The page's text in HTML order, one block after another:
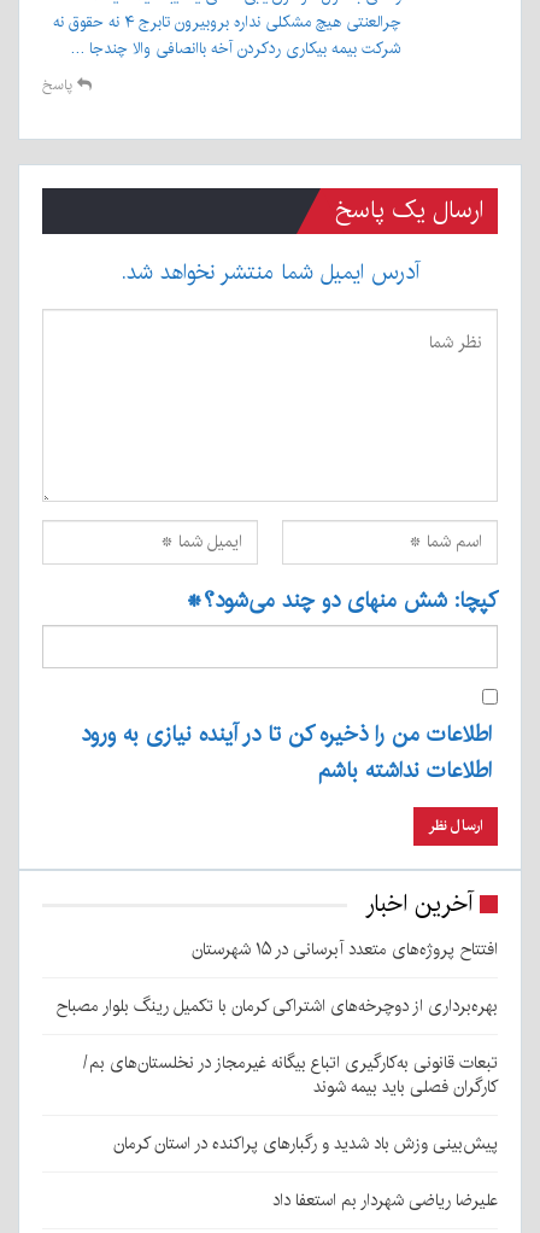
چرالعنتی هیچ مشکلی نداره بروبیرون تابرج ۴ نه حقوق نه
شرکت بیمه بیکاری ردکردن آخه باانصافی والا چندجا …
پاسخ
ارسال یک پاسخ
آدرس ایمیل شما منتشر نخواهد شد.
کپچا: شش منهای دو چند می‌شود؟*
اطلاعات من را ذخیره کن تا در آینده نیازی به ورود
اطلاعات نداشته باشم
آخرین اخبار
افتتاح پروژه‌های متعدد آبرسانی در ۱۵ شهرستان
بهره‌برداری از دوچرخه‌های اشتراکی کرمان با تکمیل رینگ بلوار مصباح
تبعات قانونی به‌کارگیری اتباع بیگانه غیرمجاز در نخلستان‌های بم/
کارگران فصلی باید بیمه شوند
پیش‌بینی وزش باد شدید و رگبارهای پراکنده در استان کرمان
علیرضا ریاضی شهردار بم استعفا داد